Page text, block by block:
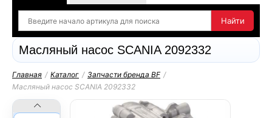
Масляный насос SCANIA 2092332
Главная / Каталог / Запчасти бренда BF /
Масляный насос SCANIA 2092332